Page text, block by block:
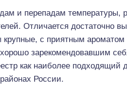
и перепадам температуры,
Отличается достаточно
с приятным ароматом
зарекомендовавшим
как наиболее подходящий
России.